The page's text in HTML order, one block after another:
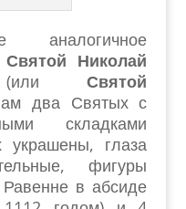
Святой Николай
Святой
два Святых с
складками
глаза
фигуры
в абсиде